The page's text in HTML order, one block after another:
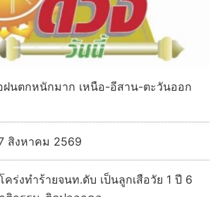
ฝนตกหนักมาก เหนือ-อีสาน-ตะวันออก
สิงหาคม 2569
คร่งทำร้ายจนท.ดับ เป็นลูกเสือวัย 1 ปี 6